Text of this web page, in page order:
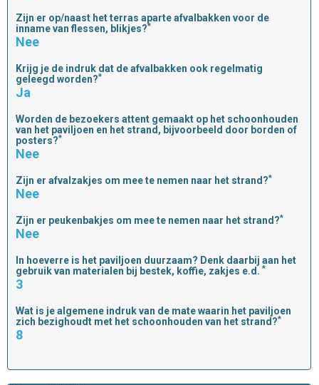
Zijn er op/naast het terras aparte afvalbakken voor de
inname van flessen, blikjes?*
Nee
Krijg je de indruk dat de afvalbakken ook regelmatig
geleegd worden?*
Ja
Worden de bezoekers attent gemaakt op het schoonhouden
van het paviljoen en het strand, bijvoorbeeld door borden of
posters?*
Nee
Zijn er afvalzakjes om mee te nemen naar het strand?*
Nee
Zijn er peukenbakjes om mee te nemen naar het strand?*
Nee
In hoeverre is het paviljoen duurzaam? Denk daarbij aan het
gebruik van materialen bij bestek, koffie, zakjes e.d. *
3
Wat is je algemene indruk van de mate waarin het paviljoen
zich bezighoudt met het schoonhouden van het strand?*
8